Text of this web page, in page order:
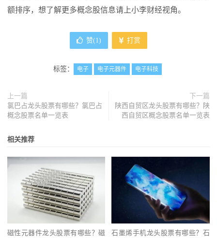
额排序，想了解更多概念股信息请上小李财经视角。
赞(1 ) 打赏
标签： 电子 电子元器件 电子科技
上一篇
氯巴占龙头股票有哪些？氯巴占
概念股票名单一览表
下一篇
陕西自贸区龙头股票有哪些？陕
西自贸区概念股票名单一览表
相关推荐
磁性元器件龙头股票有哪些？磁
石墨烯手机龙头股票有哪些？石